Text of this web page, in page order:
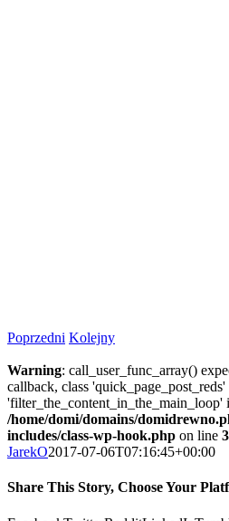
Poprzedni Kolejny
Warning: call_user_func_array()
callback, class
'filter_the_content_in_the_main_loop'
/home/domi/domains/
includes/class-wp-hook.php on line
JarekO2017-07-06T07:16:45+00:00
Share This Story, Choose Your